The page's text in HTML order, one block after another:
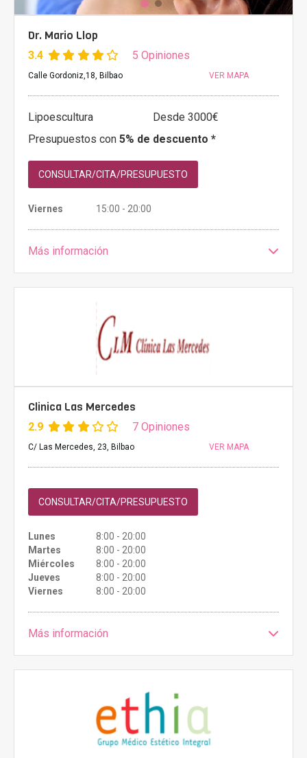
Dr. Mario Llop
3.4 5 Opiniones
Calle Gordoniz,18, Bilbao VER MAPA
Lipoescultura
Desde 3000€
Presupuestos con 5% de descuento *
CONSULTAR/CITA/PRESUPUESTO
Viernes 15:00 - 20:00
Más información
Clinica Las Mercedes
2.9 7 Opiniones
C/ Las Mercedes, 23, Bilbao VER MAPA
CONSULTAR/CITA/PRESUPUESTO
Lunes
8:00 - 20:00
Martes
8:00 - 20:00
Miércoles
8:00 - 20:00
Jueves
8:00 - 20:00
Viernes
8:00 - 20:00
Más información